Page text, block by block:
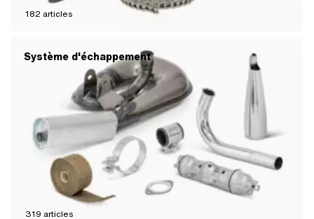
182 articles
Système d'échappement
319 articles